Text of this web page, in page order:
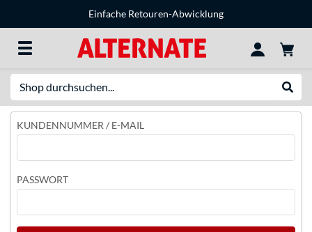
Einfache Retouren-Abwicklung
KUNDENNUMMER / E-MAIL
PASSWORT